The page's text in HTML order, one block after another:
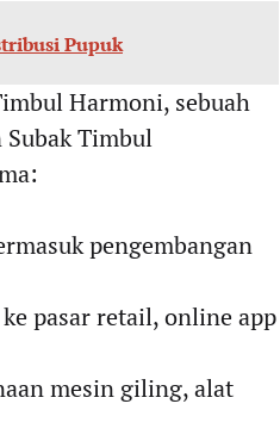
Pupuk
Harmoni, sebuah
Timbul
pengembangan
pasar retail, online app
mesin giling, alat